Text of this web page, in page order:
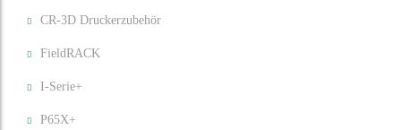
CR-3D Druckerzubehör
FieldRACK
I-Serie+
P65X+